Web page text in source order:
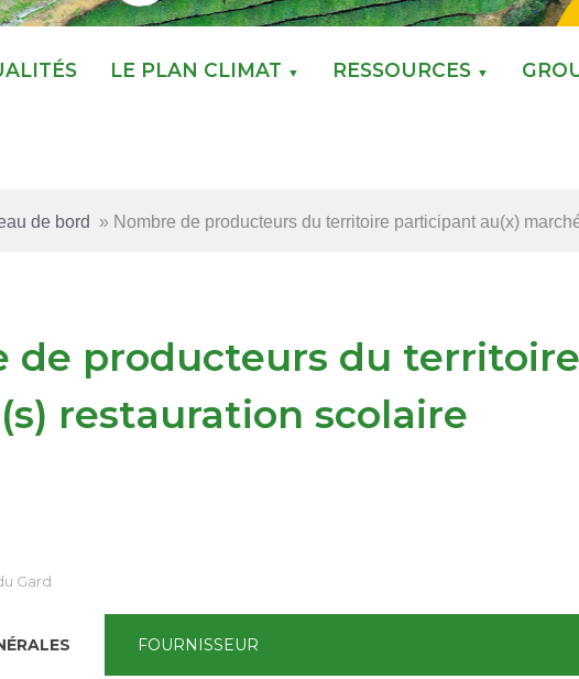
LE PLAN CLIMAT ▼ RESSOURCES ▼
de bord » Nombre de producteurs du territoire participant au(x)
de producteurs du
restauration scolaire
Gard
FOURNISSEUR